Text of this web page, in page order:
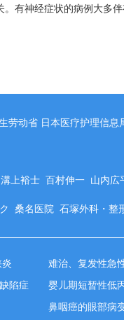
有神经症状的病例大多
劳动省 日本医疗护理信息
溝上裕士 百村伸一 山内
桑名医院 石塚外科・
陷症
鼻咽癌的眼部病